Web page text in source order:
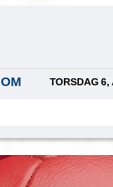
OM TORSDAG 6,